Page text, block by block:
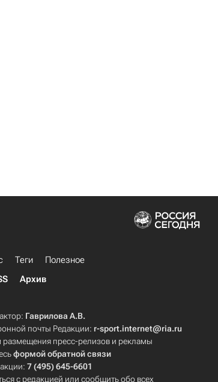
Теги
Полезное
Архив
Гаврилова А.В.
почты Редакции: r-sport.internet@ria.ru
пресс-релизов и рекламы
формой обратной связи
7 (495) 645-6601
с редакцией или сообщить обо всех